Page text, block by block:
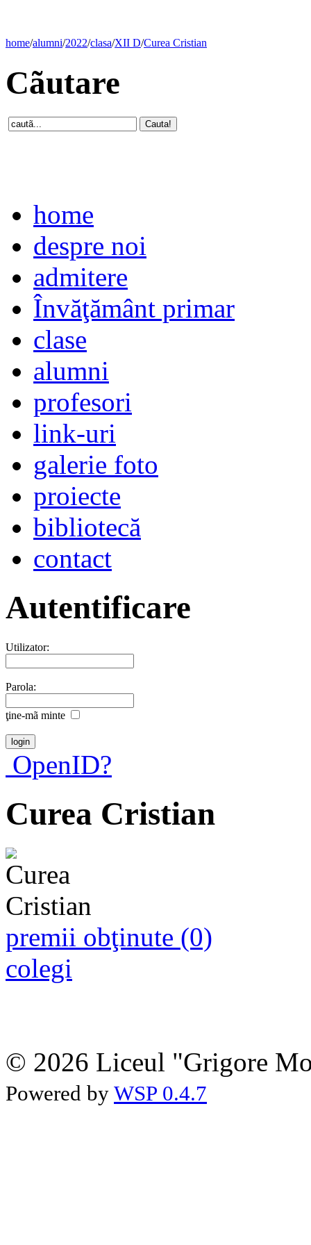
home/alumni/2022/clasa/XII D/Curea Cristian
Cãutare
home
despre noi
admitere
Învăţământ primar
clase
alumni
profesori
link-uri
galerie foto
proiecte
bibliotecă
contact
Autentificare
Utilizator:
Parola:
ţine-mã minte
OpenID?
Curea Cristian
premii obţinute (0)
colegi
© 2026 Liceul "Grigore
Powered by WSP 0.4.7